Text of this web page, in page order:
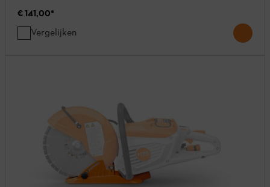
€ 141,00*
Vergelijken